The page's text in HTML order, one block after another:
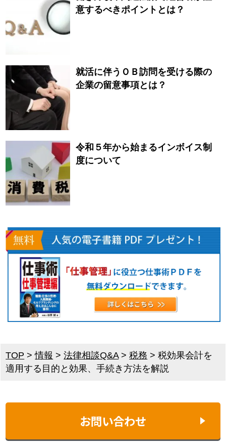
意するべきポイントとは？
就活に伴うＯＢ訪問を受ける際の
企業の留意事項とは？
令和５年から始まるインボイス制
度について
TOP >情報 >法律相談Q&A>税務 >税効果会計を
適用する目的と効果、手続き方法を解説
お問い合わせ